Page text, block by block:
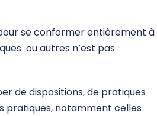
se conformer entièrement à
ou autres n’est pas
de dispositions, de pratiques
pratiques, notamment celles